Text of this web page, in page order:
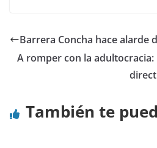
Barrera Concha hace alarde
A romper con la
También te